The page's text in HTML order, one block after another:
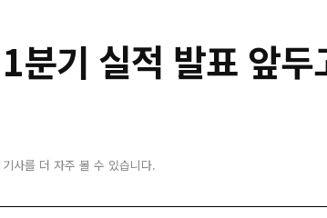
분기 실적 발표 앞
사를 더 자주 볼 수 있습니다.